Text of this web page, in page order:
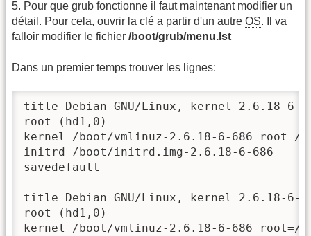
5. Pour que grub fonctionne il faut maintenant modifier un
détail. Pour cela, ouvrir la clé a partir d'un autre OS. Il va
falloir modifier le fichier /boot/grub/menu.lst
Dans un premier temps trouver les lignes:
title Debian GNU/Linux, kernel 2.6.18-6-
root (hd1,0)
kernel /boot/vmlinuz-2.6.18-6-686 root=/
initrd /boot/initrd.img-2.6.18-6-686
savedefault
title Debian GNU/Linux, kernel 2.6.18-6-
root (hd1,0)
kernel /boot/vmlinuz-2.6.18-6-686 root=/